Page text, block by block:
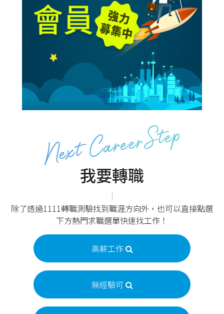
我要轉職
|
除了透過1111轉職測驗找到職涯方向外， 也可以直接點選
下方熱門求職選單快速找工作！
高薪工作
無經驗可